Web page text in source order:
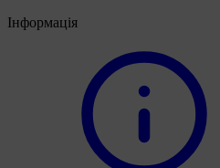
Інформація